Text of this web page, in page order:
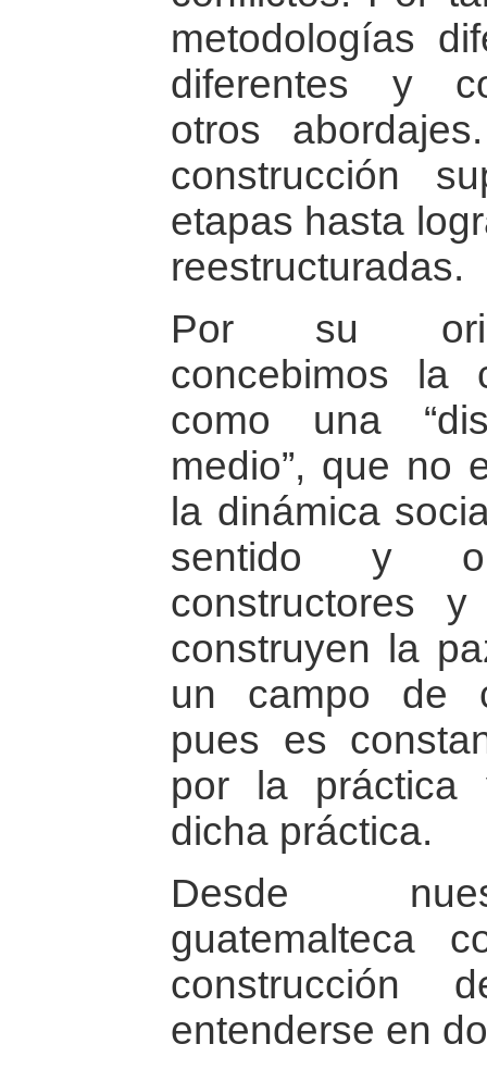
metodologías
diferentes y
otros
construcción
etapas hasta
reestructuradas.
Por su
concebimos la
como una
medio”, que no
la dinámica
sentido y
constructores
construyen la
un campo de
pues es
por la práctica
dicha práctica.
Desde
guatemalteca
entenderse en